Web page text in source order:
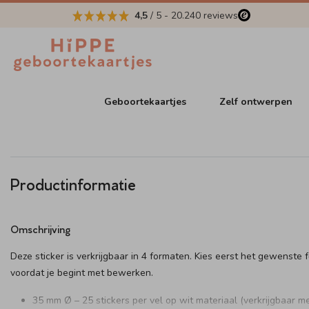
4,5 / 5 - 20.240 reviews
Geboortekaartjes Zelf ontwerpen
Productinformatie
Omschrijving
Deze sticker is verkrijgbaar in 4 formaten. Kies eerst het gewenste
voordat je begint met bewerken.
35 mm Ø – 25 stickers per vel op wit materiaal (verkrijgbaar